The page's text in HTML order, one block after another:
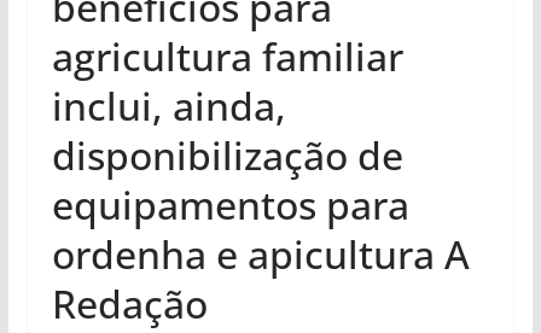
agricultura familiar
inclui, ainda,
disponibilização de
equipamentos para
ordenha e apicultura A
Redação